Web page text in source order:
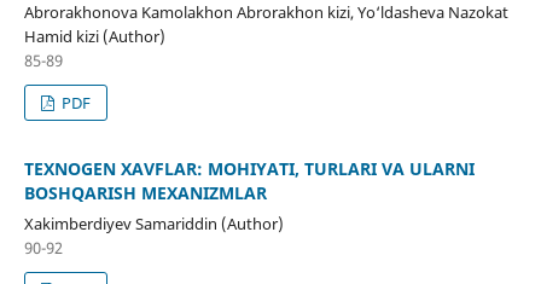
Abrorakhonova Kamolakhon Abrorakhon kizi, Yo‘ldasheva Nazokat
Hamid kizi (Author)
85-89
PDF
TEXNOGEN XAVFLAR: MOHIYATI, TURLARI VA ULARNI
BOSHQARISH MEXANIZMLAR
Xakimberdiyev Samariddin (Author)
90-92